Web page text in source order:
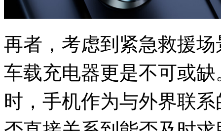
再者，考虑到紧急救援
车载充电器更是不可或
时，手机作为与外界联